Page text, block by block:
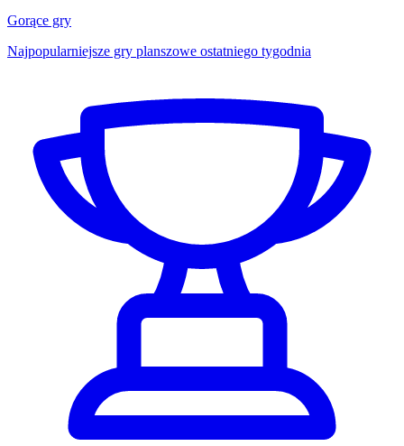
Gorące gry
Najpopularniejsze gry planszowe ostatniego tygodnia